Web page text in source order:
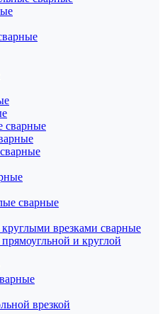
сварные
сварные
врезками сварные
и круглой
врезкой